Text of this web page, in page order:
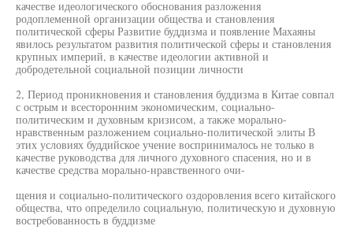
качестве идеологического обоснования разложения
родоплеменной организации общества и становления
политической сферы Развитие буддизма и появление Махаяны
явилось результатом развития политической сферы и становления
крупных империй, в качестве идеологии активной и
добродетельной социальной позиции личности
2, Период проникновения и становления буддизма в Китае совпал
с острым и всесторонним экономическим, социально-
политическим и духовным кризисом, а также морально-
нравственным разложением социально-политической элиты В
этих условиях буддийское учение воспринималось не только в
качестве руководства для личного духовного спасения, но и в
качестве средства морально-нравственного очи-
щения и социально-политического оздоровления всего китайского
общества, что определило социальную, политическую и духовную
востребованность в буддизме